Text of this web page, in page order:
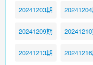
20241203期
20241209期
20241213期